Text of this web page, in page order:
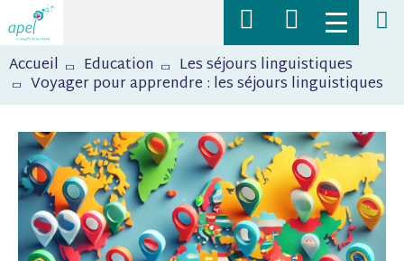
Navigation
supérieure
Toggle
menu
mobile
Rechercher
des
actualités,
ressources,
des
articles
sur
l'Apel
Fil
d'Ariane
Accueil Education Les séjours linguistiques
Voyager pour apprendre : les séjours linguistiques